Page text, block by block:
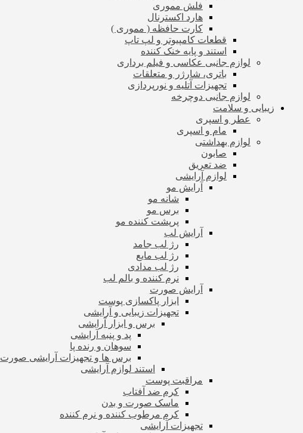
فلش مموری
هارد اکسترنال
کارت حافظه ( مموری )
قطعات کامپیوتر و لپ تاپ
استند و پایه خنک کننده
لوازم جانبی عکاسی و فیلم برداری
باتری، شارژر و متعلقات
تجهیزات آتلیه و نورپردازی
لوازم جانبی دوچرخه
زیبایی و سلامت
عطر و اسپری
مام و اسپری
لوازم بهداشتی
صابون
ضد تعریق
لوازم آرایشی
آرایش مو
شانه مو
برس مو
پرپشت کننده مو
آرایش لب
رژ لب جامد
رژ لب مایع
رژ لب مدادی
نرم کننده و بالم لب
آرایش صورت
ابزار پاکسازی پوست
تجهیزات زیبایی و آرایشی
برس و ابزار آرایشی
پد و پنبه آرایشی
سوهان و رنده پا
برس ها و تجهیزات آرایشی صورت
استند لوازم آرایشی
مراقبت پوست
کرم ضد آفتاب
ماسک صورت و بدن
کرم مرطوب کننده و نرم کننده
تجهیزات آرایشی